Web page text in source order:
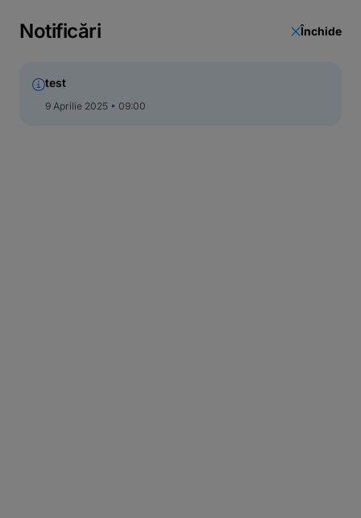
Notificări Închide
test
9 Aprilie 2025 09:00